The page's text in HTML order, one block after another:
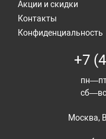
Акции и скидки
Контакты
Конфиденциальность
+7
Москва,